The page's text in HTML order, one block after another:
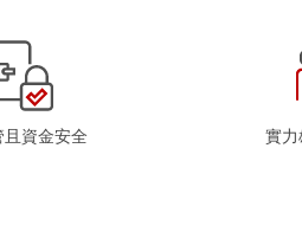
資金安全 實力